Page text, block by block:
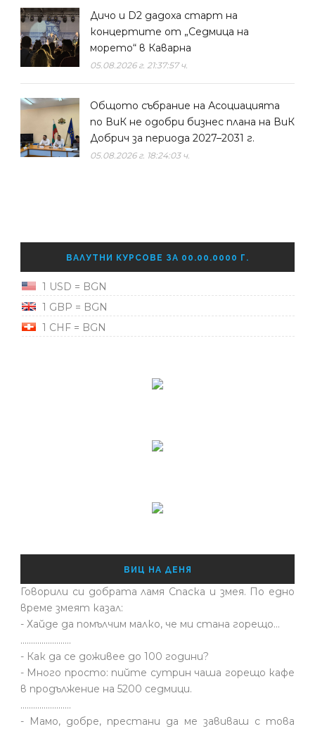
Дичо и D2 дадоха старт на
концертите от „Седмица на
морето“ в Каварна
05.08.2026 г. 21:37:57 ч.
Общото събрание на Асоциацията
по ВиК не одобри бизнес плана на ВиК
Добрич за периода 2027–2031 г.
05.08.2026 г. 18:24:03 ч.
ВАЛУТНИ КУРСОВЕ ЗА 00.00.0000 Г.
1 USD = BGN
1 GBP = BGN
1 CHF = BGN
ВИЦ НА ДЕНЯ
Говорили си добрата ламя Спаска и змея. По едно
време змеят казал:
- Хайде да помълчим малко, че ми стана горещо...
........................
- Как да се доживее до 100 години?
- Много просто: пийте сутрин чаша горещо кафе
в продължение на 5200 седмици.
........................
- Мамо, добре, престани да ме завиваш с това